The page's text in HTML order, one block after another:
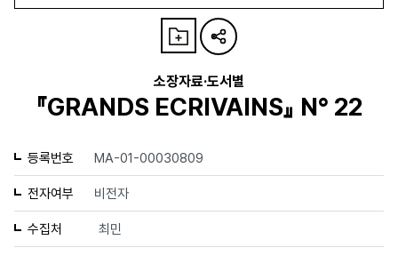
소장자료·도서별
『GRANDS ECRIVAINS』 N° 22
등록번호 MA-01-00030809
전자여부 비전자
수집처 최민